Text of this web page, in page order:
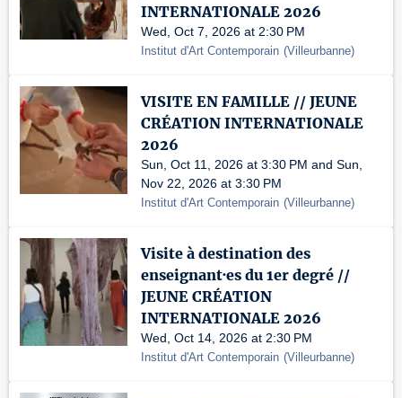
INTERNATIONALE 2026
Wed, Oct 7, 2026 at 2:30 PM
Institut d'Art Contemporain (Villeurbanne)
VISITE EN FAMILLE // JEUNE
CRÉATION INTERNATIONALE
2026
Sun, Oct 11, 2026 at 3:30 PM and Sun,
Nov 22, 2026 at 3:30 PM
Institut d'Art Contemporain (Villeurbanne)
Visite à destination des
enseignant·es du 1er degré //
JEUNE CRÉATION
INTERNATIONALE 2026
Wed, Oct 14, 2026 at 2:30 PM
Institut d'Art Contemporain (Villeurbanne)